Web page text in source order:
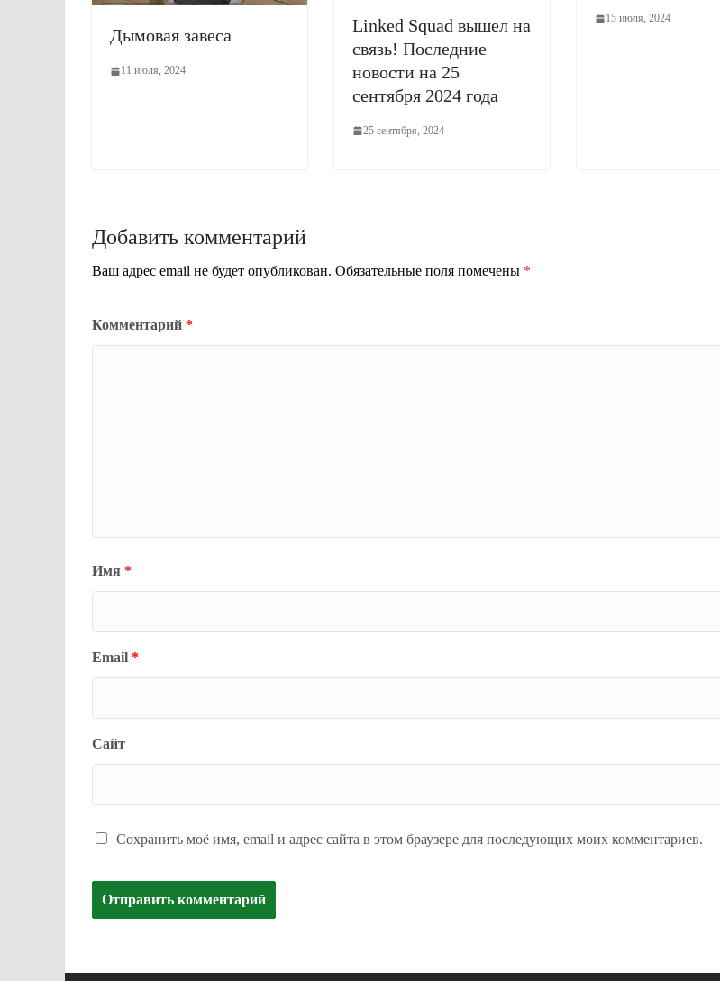
Дымовая завеса
11 июля, 2024
Linked Squad вышел на
связь! Последние
новости на 25
сентября 2024 года
25 сентября, 2024
15 июля, 2024
Добавить комментарий
Ваш адрес email не будет опубликован. Обязательные поля помечены *
Комментарий *
Имя *
Email *
Сайт
Сохранить моё имя, email и адрес сайта в этом браузере для последующих моих комментариев.